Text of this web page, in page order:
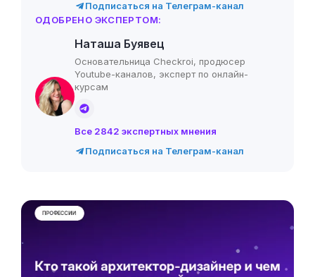
Подписаться на Телеграм-канал
ОДОБРЕНО ЭКСПЕРТОМ:
Наташа Буявец
Основательница Checkroi, продюсер
Youtube-каналов, эксперт по онлайн-
курсам
Все 2842 экспертных мнения
Подписаться на Телеграм-канал